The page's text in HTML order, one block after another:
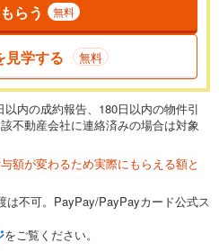
入れ可能です。多くの金融機関
条件としています。
万円
2,120万円
られる金額を入力してくださ
までが目安です。
万円
らう 無料
見学する 無料
内の成約報告、180日以内の物件引
不動産会社に連絡済みの場合は対象
額が変わるため実際にもらえる額と
は不可。PayPay/PayPayカード公式ス
をご覧ください。